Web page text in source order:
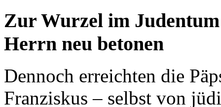
Zur Wurzel im Judentum
Herrn neu betonen
Dennoch erreichten die
Franziskus – selbst von